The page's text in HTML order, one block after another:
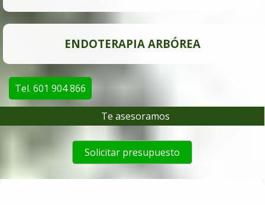
ENDOTERAPIA ARBÓREA
Tel. 601 904 866
Te asesoramos
Solicitar presupuesto